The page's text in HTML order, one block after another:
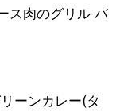
ス肉のグリル バ
ーンカレー(タ